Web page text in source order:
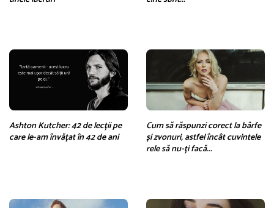
Ashton Kutcher: 42 de lecții pe
care le-am învățat în 42 de ani
Cum să răspunzi corect la bârfe
și zvonuri, astfel încât cuvintele
rele să nu-ți facă...